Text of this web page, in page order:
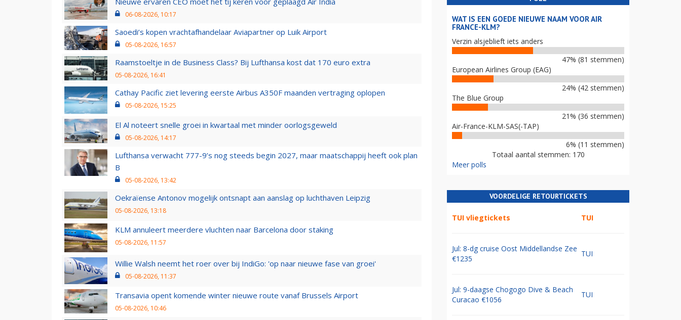
06-08-2026, 10:17
Saoedi’s kopen vrachtafhandelaar Aviapartner op Luik Airport
05-08-2026, 16:57
Raamstoeltje in de Business Class? Bij Lufthansa kost dat 170 euro extra
05-08-2026, 16:41
Cathay Pacific ziet levering eerste Airbus A350F maanden vertraging oplopen
05-08-2026, 15:25
El Al noteert snelle groei in kwartaal met minder oorlogsgeweld
05-08-2026, 14:17
Lufthansa verwacht 777-9’s nog steeds begin 2027, maar maatschappij heeft ook plan
B
05-08-2026, 13:42
Oekraïense Antonov mogelijk ontsnapt aan aanslag op luchthaven Leipzig
05-08-2026, 13:18
KLM annuleert meerdere vluchten naar Barcelona door staking
05-08-2026, 11:57
Willie Walsh neemt het roer over bij IndiGo: 'op naar nieuwe fase van groei'
05-08-2026, 11:37
Transavia opent komende winter nieuwe route vanaf Brussels Airport
05-08-2026, 10:46
WAT IS EEN GOEDE NIEUWE NAAM VOOR AIR
FRANCE-KLM?
Verzin alsjeblieft iets anders
47% (81 stemmen)
European Airlines Group (EAG)
24% (42 stemmen)
The Blue Group
21% (36 stemmen)
Air-France-KLM-SAS(-TAP)
6% (11 stemmen)
Totaal aantal stemmen: 170
Meer polls
VOORDELIGE RETOURTICKETS
TUI vliegtickets TUI
Jul: 8-dg cruise Oost Middellandse Zee
€1235
TUI
Jul: 9-daagse Chogogo Dive & Beach
Curacao €1056
TUI